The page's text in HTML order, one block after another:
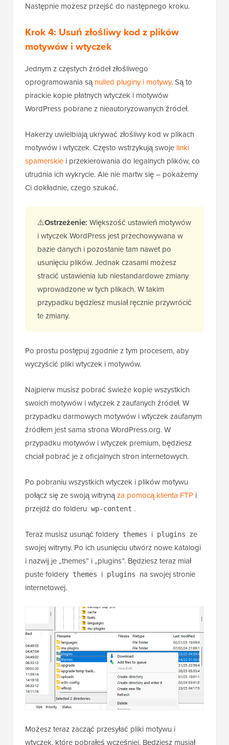
Następnie możesz przejść do następnego kroku.
Krok 4: Usuń złośliwy kod z plików
motywów i wtyczek
Jednym z częstych źródeł złośliwego
oprogramowania sąnulled pluginy i motywy. Są to
pirackie kopie płatnych wtyczek i motywów
WordPress pobrane z nieautoryzowanych źródeł.
Hakerzy uwielbiają ukrywać złośliwy kod w plikach
motywów i wtyczek. Często wstrzykują swoje linki
spamerskie i przekierowania do legalnych plików, co
utrudnia ich wykrycie. Ale nie martw się – pokażemy
Ci dokładnie, czego szukać.
⚠️Ostrzeżenie: Większość ustawień motywów
i wtyczek WordPress jest przechowywana w
bazie danych i pozostanie tam nawet po
usunięciu plików. Jednak czasami możesz
stracić ustawienia lub niestandardowe zmiany
wprowadzone w tych plikach. W takim
przypadku będziesz musiał ręcznie przywrócić
te zmiany.
Po prostu postępuj zgodnie z tym procesem, aby
wyczyścić pliki wtyczek i motywów.
Najpierw musisz pobrać świeże kopie wszystkich
swoich motywów i wtyczek z zaufanych źródeł. W
przypadku darmowych motywów i wtyczek zaufanym
źródłem jest sama strona WordPress.org. W
przypadku motywów i wtyczek premium, będziesz
chciał pobrać je z oficjalnych stron internetowych.
Po pobraniu wszystkich wtyczek i plików motywu
połącz się ze swoją witrynąza pomocą klienta FTP i
przejdź do folderu wp-content .
Teraz musisz usunąć foldery themes i plugins ze
swojej witryny. Po ich usunięciu utwórz nowe katalogi
i nazwij je „themes” i „plugins”. Będziesz teraz miał
puste foldery themes i plugins
na swojej stronie
internetowej.
Możesz teraz zacząć przesyłać pliki motywu i
wtyczek, które pobrałeś wcześniej. Będziesz musiał